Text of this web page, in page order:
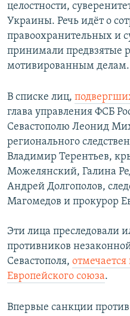
целостности,
Украины. Речь идёт о
правоохранительных и
принимали предвзятые
мотивированным делам.
В списке лиц,
глава управления ФСБ
Севастополю Леонид
регионального
Владимир Терентьев,
Можелянский, Галина
Андрей Долгополов,
Магомедов и прокурор
Эти лица преследовали
противников
Севастополя,
Европейского союза.
Впервые санкции